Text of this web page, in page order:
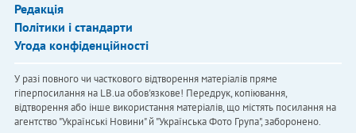
Редакція
Політики і стандарти
Угода конфіденційності
У разі повного чи часткового відтворення матеріалів пряме
гіперпосилання на LB.ua обов'язкове! Передрук, копіювання,
відтворення або інше використання матеріалів, що містять посилання на
агентство "Українськi Новини" й "Українська Фото Група", заборонено.